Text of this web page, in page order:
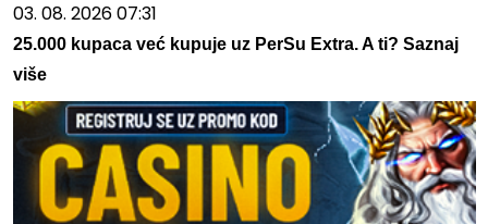
03. 08. 2026 07:31
25.000 kupaca već kupuje uz PerSu Extra. A ti? Saznaj
više